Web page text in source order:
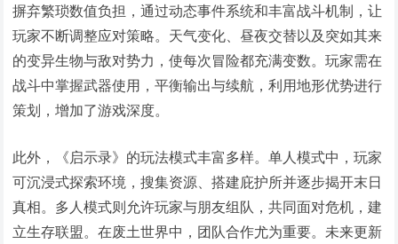
摒弃繁琐数值负担，通过动态事件系统和丰富战斗机制，让
玩家不断调整应对策略。天气变化、昼夜交替以及突如其来
的变异生物与敌对势力，使每次冒险都充满变数。玩家需在
战斗中掌握武器使用，平衡输出与续航，利用地形优势进行
策划，增加了游戏深度。
此外，《启示录》的玩法模式丰富多样。单人模式中，玩家
可沉浸式探索环境，搜集资源、搭建庇护所并逐步揭开末日
真相。多人模式则允许玩家与朋友组队，共同面对危机，建
立生存联盟。在废土世界中，团队合作尤为重要。未来更新